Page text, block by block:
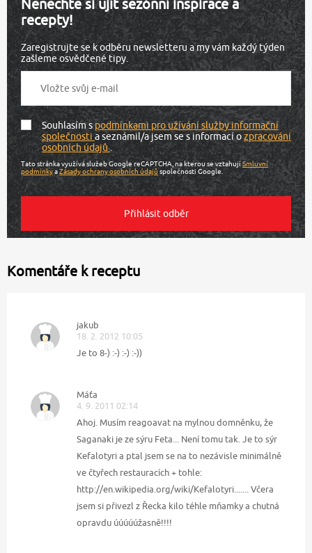
Nenechte si ujít sezónní inspirace a
recepty!
Zaregistrujte se k odběru newsletteru a my vám každý týden
zašleme osvědčené tipy.
Souhlasím spodmínkami pro užívání služby informační
společnostia seznámil/a jsem se s informací ozpracování
osobních údajů.
Tato stránka využívá služeb Google reCAPTCHA, na kterou se vztahujíSmluvní
podmínkyaZásady ochrany osobních údajů společnosti Google.
Komentáře k receptu
jakub
18. 2. 2012 10:05
Je to 8-) :-) :-) :-))
Máťa
4. 9. 2011 02:14
Ahoj. Musím reagoavat na mylnou domněnku, že
Saganaki je ze sýru Feta... Není tomu tak. Je to sýr
Kefalotyri a ptal jsem se na to nezávisle minimálně
ve čtyřech restauracích + tohle:
http://en.wikipedia.org/wiki/Kefalotyri....... Včera
jsem si přivezl z Řecka kilo téhle mňamky a chutná
opravdu úúúúúžasně!!!!